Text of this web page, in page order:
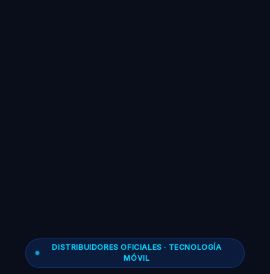
DISTRIBUIDORES OFICIALES · TECNOLOGÍA
MÓVIL